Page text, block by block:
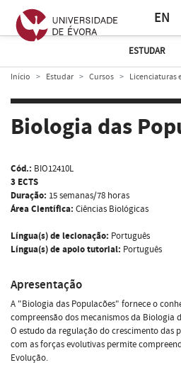
EN
ESTUDAR
Início Estudar Cursos Licenciaturas
Biologia das
Cód.: BIO12410L
3 ECTS
Duração: 15 semanas/78 horas
Área Científica: Ciências Biológicas
Língua(s) de lecionação: Português
Língua(s) de apoio tutorial: Português
Apresentação
A "Biologia das Populacões" fornece o
compreensão dos mecanismos da Biologia
O estudo da regulação do crescimento das
com as forças evolutivas permite
Evolução.